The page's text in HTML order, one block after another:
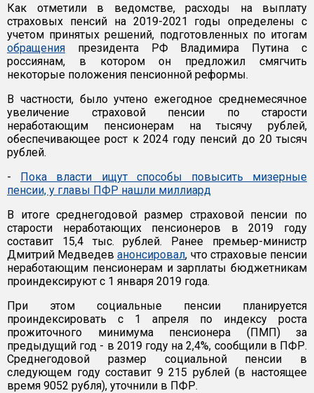
Как отметили в ведомстве, расходы на выплату
страховых пенсий на 2019-2021 годы определены с
учетом принятых решений, подготовленных по итогам
обращения президента РФ Владимира Путина с
россиянам, в котором он предложил смягчить
некоторые положения пенсионной реформы.
В частности, было учтено ежегодное среднемесячное
увеличение страховой пенсии по старости
неработающим пенсионерам на тысячу рублей,
обеспечивающее рост к 2024 году пенсий до 20 тысяч
рублей.
- Пока власти ищут способы повысить мизерные
пенсии, у главы ПФР нашли миллиард
В итоге среднегодовой размер страховой пенсии по
старости неработающих пенсионеров в 2019 году
составит 15,4 тыс. рублей. Ранее премьер-министр
Дмитрий Медведеванонсировал, что страховые пенсии
неработающим пенсионерам и зарплаты бюджетникам
проиндексируют с 1 января 2019 года.
При этом социальные пенсии планируется
проиндексировать с 1 апреля по индексу роста
прожиточного минимума пенсионера (ПМП) за
предыдущий год - в 2019 году на 2,4%, сообщили в ПФР.
Среднегодовой размер социальной пенсии в
следующем году составит 9 215 рублей (в настоящее
время 9052 рубля), уточнили в ПФР.